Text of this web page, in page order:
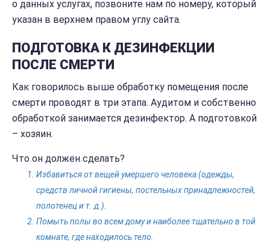
о данных услугах, позвоните нам по номеру, который
указан в верхнем правом углу сайта.
ПОДГОТОВКА К ДЕЗИНФЕКЦИИ
ПОСЛЕ СМЕРТИ
Как говорилось выше обработку помещения после
смерти проводят в три этапа. Аудитом и собственно
обработкой занимается дезинфектор. А подготовкой
– хозяин.
Что он должен сделать?
Избавиться от вещей умершего человека (одежды,
средств личной гигиены, постельных принадлежностей,
полотенец и т. д.).
Помыть полы во всем дому и наиболее тщательно в той
комнате, где находилось тело.